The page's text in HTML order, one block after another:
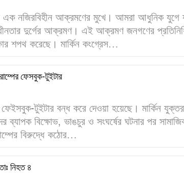
এক নজিরবিহীন আক্রমণের মুখে। আমরা আধুনিক যুগে
দুর্গের আক্রমণ। এই আক্রমণ জনগণের
শপথ করেছে। মার্কিন কংগ্রেস…
ফেসবুক-টুইটার
টুইটার বন্ধ করে দেওয়া হয়েছে। মার্কিন
ব্যাপক বিক্ষোভ, ভাঙচুর ও সংঘর্ষের ঘটনার পর
বিরুদ্ধে কঠোর…
নিহত ৪